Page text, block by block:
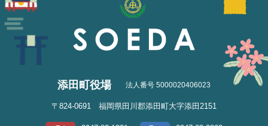
添田町役場 法人番号 5000020406023
〒824-0691 福岡県田川郡添田町大字添田2151